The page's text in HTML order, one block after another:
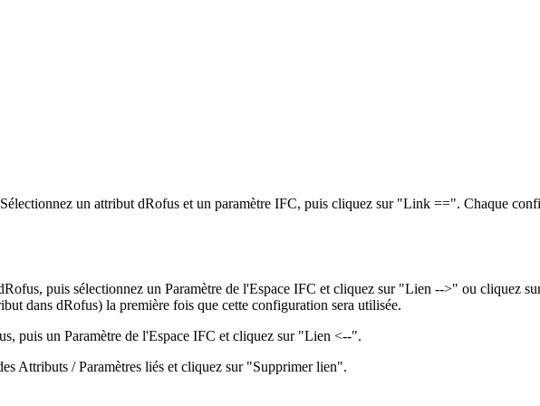
Sélectionnez un attribut dRofus et un paramètre IFC, puis cliquez sur "Link ==". Chaque
puis sélectionnez un Paramètre de l'Espace IFC et cliquez sur "Lien -->" ou cliquez
dans dRofus) la première fois que cette configuration sera utilisée.
puis un Paramètre de l'Espace IFC et cliquez sur "Lien <--".
Attributs / Paramètres liés et cliquez sur "Supprimer lien".